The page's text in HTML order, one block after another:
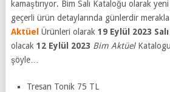
kamaştırıyor. Bim Salı Kataloğu olarak
geçerli ürün detaylarında günlerdir
Aktüel Ürünleri olarak 19 Eylül 2023 Salı
olacak 12 Eylül 2023 Bim Aktüel
şöyle…
Tresan Tonik 75 TL